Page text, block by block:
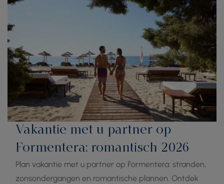
Vakantie met u partner op
Formentera: romantisch 2026
Plan vakantie met u partner op Formentera: stranden,
zonsondergangen en romantische plannen. Ontdek